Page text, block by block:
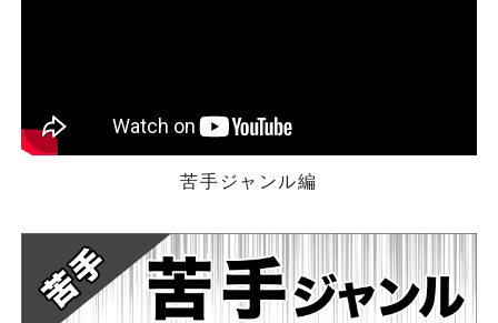
苦手ジャンル編